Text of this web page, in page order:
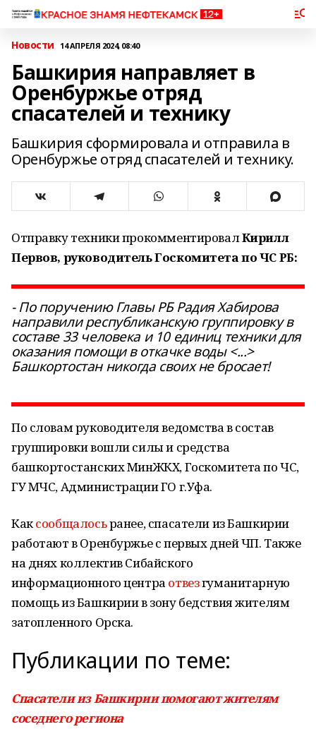
Новости 14 АПРЕЛЯ 2024, 08:40
Башкирия направляет в
Оренбуржье отряд
спасателей и технику
Башкирия сформировала и отправила в
Оренбуржье отряд спасателей и технику.
Отправку техники прокомментировалКирилл
Первов, руководитель Госкомитета по ЧС РБ:
- По поручению Главы РБ Радия Хабирова
направили республиканскую группировку в
составе 33 человека и 10 единиц техники для
оказания помощи в откачке воды <...>
Башкортостан никогда своих не бросает!
По словам руководителя ведомства в состав
группировки вошли силы и средства
башкортостанских МинЖКХ, Госкомитета по ЧС,
ГУ МЧС, Администрации ГО г.Уфа.
Каксообщалосьранее, спасатели из Башкирии
работают в Оренбуржье с первых дней ЧП. Также
на днях коллектив Сибайского
информационного центра отвезгуманитарную
помощь из Башкирии в зону бедствия жителям
затопленного Орска.
Публикации по теме:
Спасатели из Башкирии помогают жителям
соседнего региона